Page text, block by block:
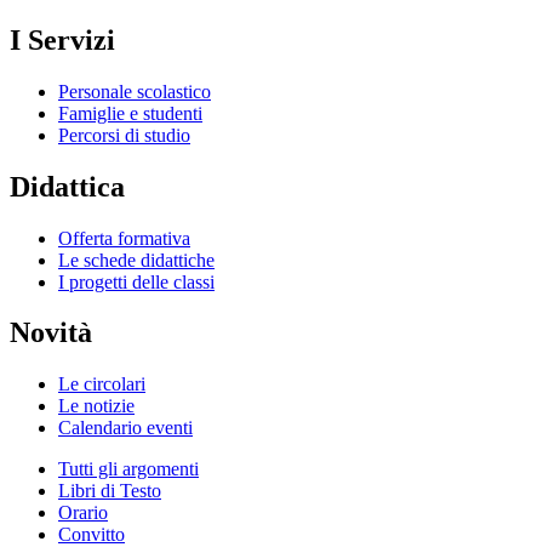
I Servizi
Personale scolastico
Famiglie e studenti
Percorsi di studio
Didattica
Offerta formativa
Le schede didattiche
I progetti delle classi
Novità
Le circolari
Le notizie
Calendario eventi
Tutti gli argomenti
Libri di Testo
Orario
Convitto